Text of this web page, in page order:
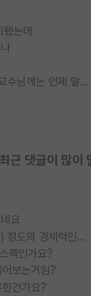
는데
타대학원 컨텍 준비중인데, 지도교수님께는 언제 말씀드려야 할까요?
근 댓글이 많이
요
박사진학하기에 2억은 괜찮은 (?) 정도의 경제력인가요
펙인가요?
보는거임?
건가요?